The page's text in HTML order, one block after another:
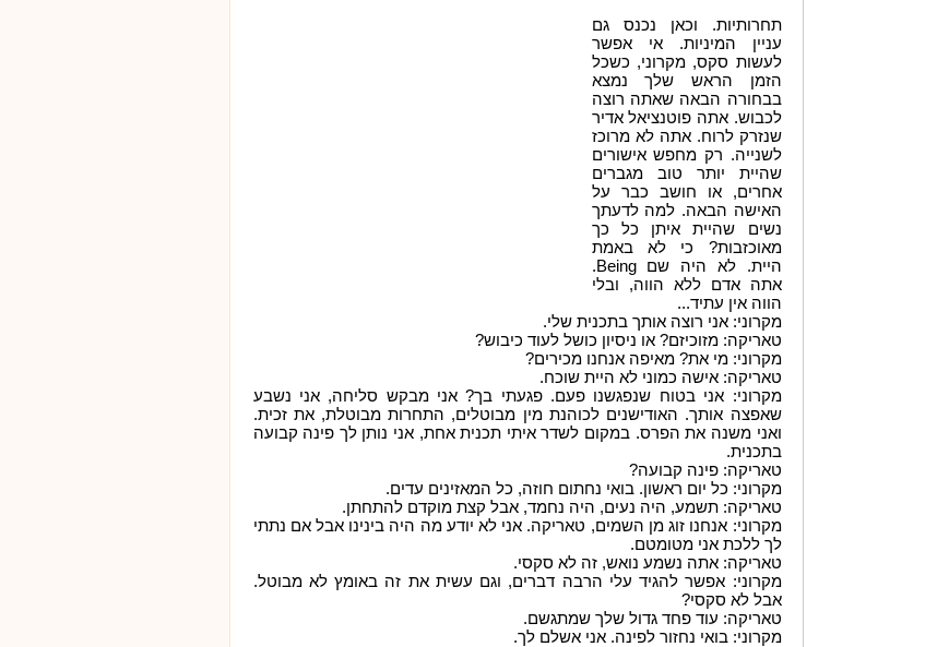
תחרותיות. וכאן נכנס גם
עניין המיניות. אי אפשר
לעשות סקס, מקרוני, כשכל
הזמן הראש שלך נמצא
בבחורה הבאה שאתה רוצה
לכבוש. אתה פוטנציאל אדיר
שנזרק לרוח. אתה לא מרוכז
לשנייה. רק מחפש אישורים
שהיית יותר טוב מגברים
אחרים, או חושב כבר על
האישה הבאה. למה לדעתך
נשים שהיית איתן כל כך
מאוכזבות? כי לא באמת
היית. לא היה שם Being.
אתה אדם ללא הווה, ובלי
הווה אין עתיד...
מקרוני: אני רוצה אותך בתכנית שלי.
טאריקה: מזוכיזם? או ניסיון כושל לעוד כיבוש?
מקרוני: מי את? מאיפה אנחנו מכירים?
טאריקה: אישה כמוני לא היית שוכח.
מקרוני: אני בטוח שנפגשנו פעם. פגעתי בך? אני מבקש סליחה, אני נשבע
שאפצה אותך. האודישנים לכוהנת מין מבוטלים, התחרות מבוטלת, את זכית.
ואני משנה את הפרס. במקום לשדר איתי תכנית אחת, אני נותן לך פינה קבועה
בתכנית.
טאריקה: פינה קבועה?
מקרוני: כל יום ראשון. בואי נחתום חוזה, כל המאזינים עדים.
טאריקה: תשמע, היה נעים, היה נחמד, אבל קצת מוקדם להתחתן.
מקרוני: אנחנו זוג מן השמים, טאריקה. אני לא יודע מה היה בינינו אבל אם נתתי
לך ללכת אני מטומטם.
טאריקה: אתה נשמע נואש, זה לא סקסי.
מקרוני: אפשר להגיד עלי הרבה דברים, וגם עשית את זה באומץ לא מבוטל.
אבל לא סקסי?
טאריקה: עוד פחד גדול שלך שמתגשם.
מקרוני: בואי נחזור לפינה. אני אשלם לך.